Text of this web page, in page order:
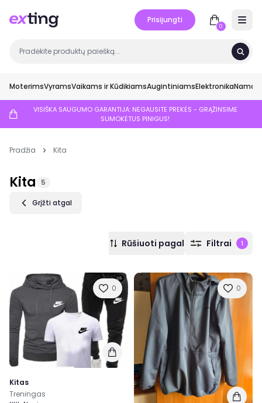
Prisijungti
0
MoterimsVyramsVaikams ir KūdikiamsAugintiniamsElektronikaNamai
VISIŠKA SAUGUMO GARANTIJA: NEGAUSITE PREKĖS - GRĄŽINSIME
SUMOKĖTUS PINIGUS!
Pradžia Kita
Kita 5
Grįžti atgal
Rūšiuoti pagal Filtrai 1
0
Kitas
Treningas
0